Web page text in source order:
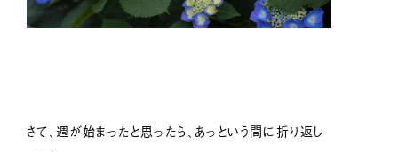
さて、週が始まったと思ったら、あっという間に折り返し